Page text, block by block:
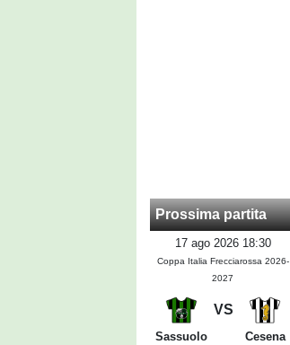
Prossima partita
17 ago 2026 18:30
Coppa Italia Frecciarossa 2026-
2027
VS
Sassuolo
Cesena